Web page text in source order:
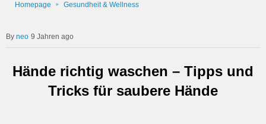
Homepage Gesundheit & Wellness
neo 9 Jahren ago
Hände richtig waschen – Tipps und
Tricks für saubere Hände